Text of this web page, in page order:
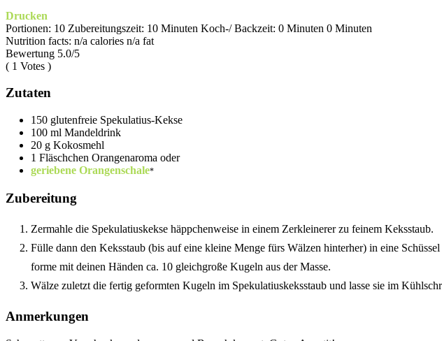
Drucken
Portionen: 10 Zubereitungszeit: 10 Minuten Koch-/ Backzeit: 0 Minuten 0 Minuten
Nutrition facts: n/a calories n/a fat
Bewertung 5.0/5
( 1 Votes )
Zutaten
150 glutenfreie Spekulatius-Kekse
100 ml Mandeldrink
20 g Kokosmehl
1 Fläschchen Orangenaroma oder
geriebene Orangenschale
Zubereitung
Zermahle die Spekulatiuskekse häppchenweise in einem Zerkleinerer zu feinem Keksstaub.
Fülle dann den Keksstaub (bis auf eine kleine Menge fürs Wälzen hinterher) in eine
forme mit deinen Händen ca. 10 gleichgroße Kugeln aus der Masse.
Wälze zuletzt die fertig geformten Kugeln im Spekulatiuskeksstaub und lasse sie im
Anmerkungen